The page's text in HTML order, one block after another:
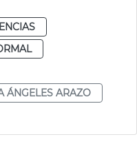
ÁNGELES ARAZO